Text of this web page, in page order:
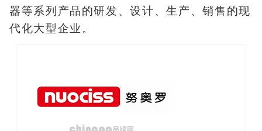
器等系列产品的研发、设计、生产、销售的现
代化大型企业。